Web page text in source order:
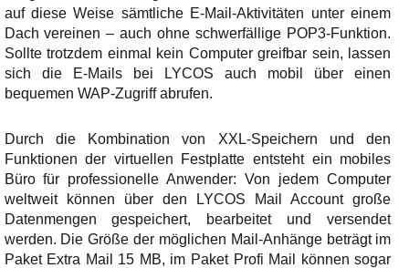
auf diese Weise sämtliche E-Mail-Aktivitäten unter einem
Dach vereinen – auch ohne schwerfällige POP3-Funktion.
Sollte trotzdem einmal kein Computer greifbar sein, lassen
sich die E-Mails bei LYCOS auch mobil über einen
bequemen WAP-Zugriff abrufen.
Durch die Kombination von XXL-Speichern und den
Funktionen der virtuellen Festplatte entsteht ein mobiles
Büro für professionelle Anwender: Von jedem Computer
weltweit können über den LYCOS Mail Account große
Datenmengen gespeichert, bearbeitet und versendet
werden. Die Größe der möglichen Mail-Anhänge beträgt im
Paket Extra Mail 15 MB, im Paket Profi Mail können sogar